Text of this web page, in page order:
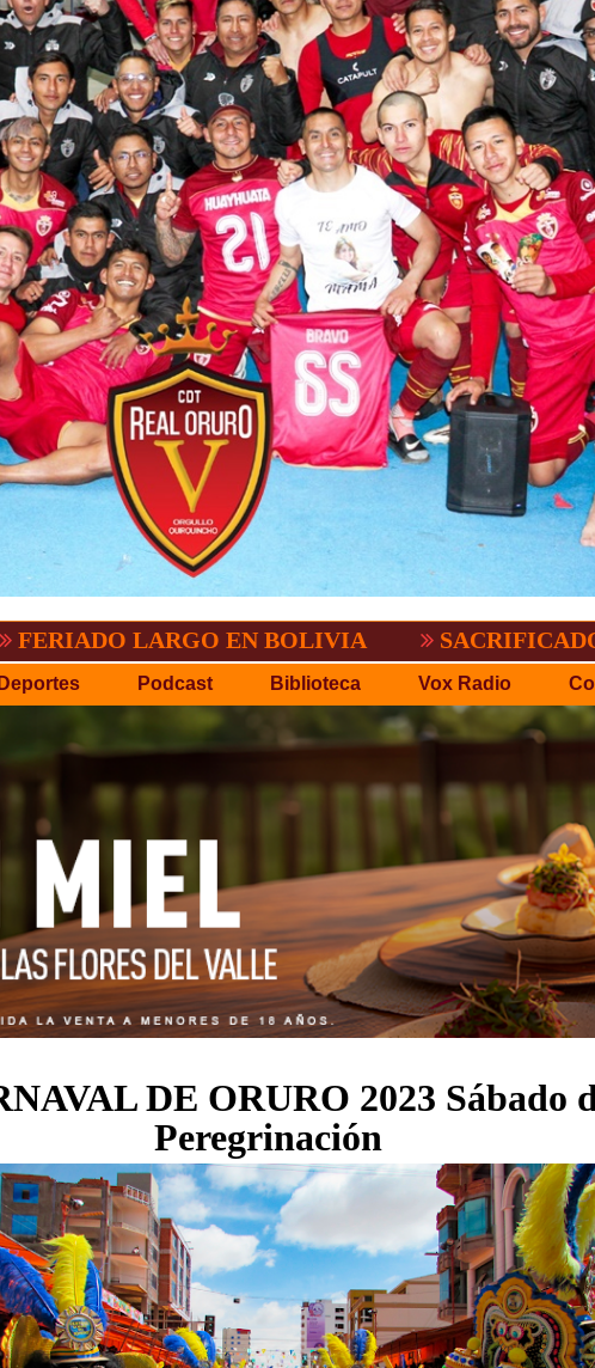
EN BOLIVIA SACRIFICADO TRIUNFO
Deportes Podcast Biblioteca Vox Radio
DE ORURO 2023 Sábado
Peregrinación